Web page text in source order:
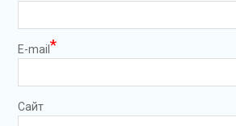
E-mail *
Сайт